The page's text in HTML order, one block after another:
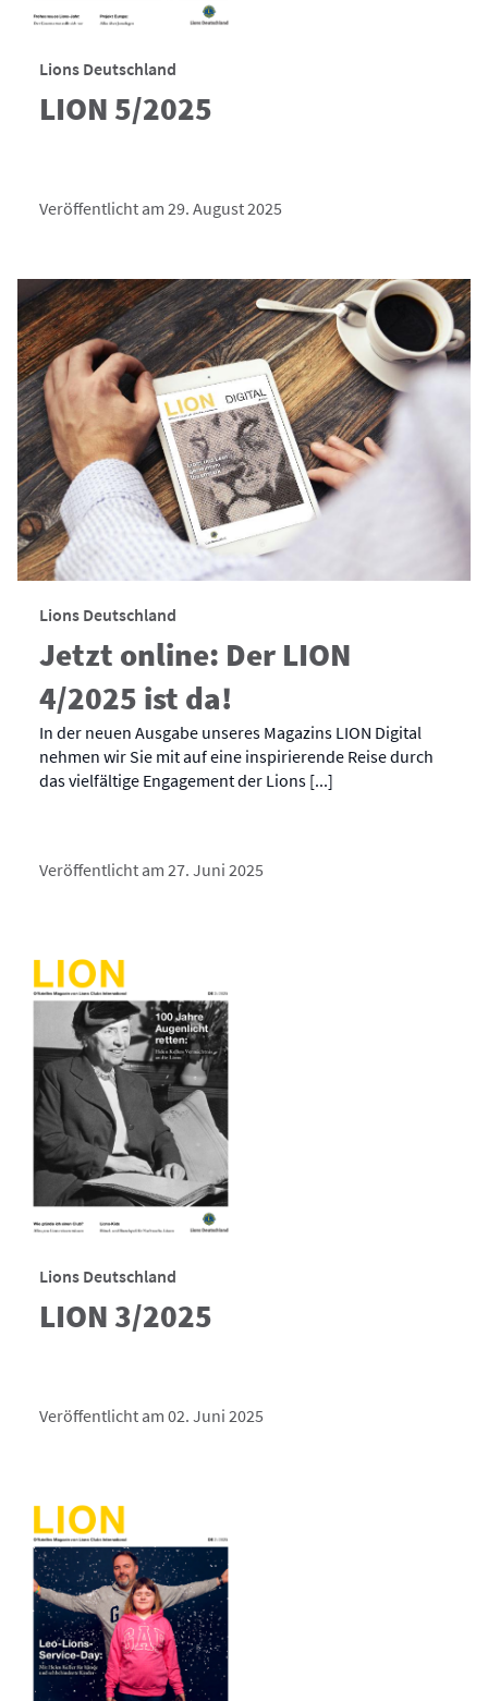
Lions Deutschland
LION 5/2025
Veröffentlicht am 29. August 2025
Lions Deutschland
Jetzt online: Der LION
4/2025 ist da!
In der neuen Ausgabe unseres Magazins LION Digital
nehmen wir Sie mit auf eine inspirierende Reise durch
das vielfältige Engagement der Lions [...]
Veröffentlicht am 27. Juni 2025
Lions Deutschland
LION 3/2025
Veröffentlicht am 02. Juni 2025